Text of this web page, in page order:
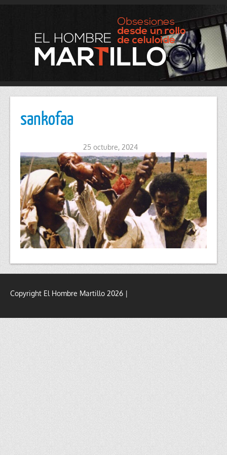
sankofaa
25 octubre, 2024
Copyright El Hombre Martillo 2026 |